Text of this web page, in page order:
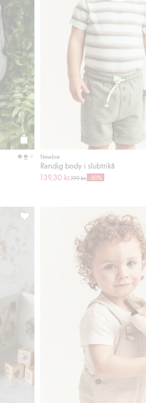
Köp
Newbie
Randig body i slubtrikå
139,30 kr.199 kr. -30%
Gosedjur räv, Lägg till i favoriter